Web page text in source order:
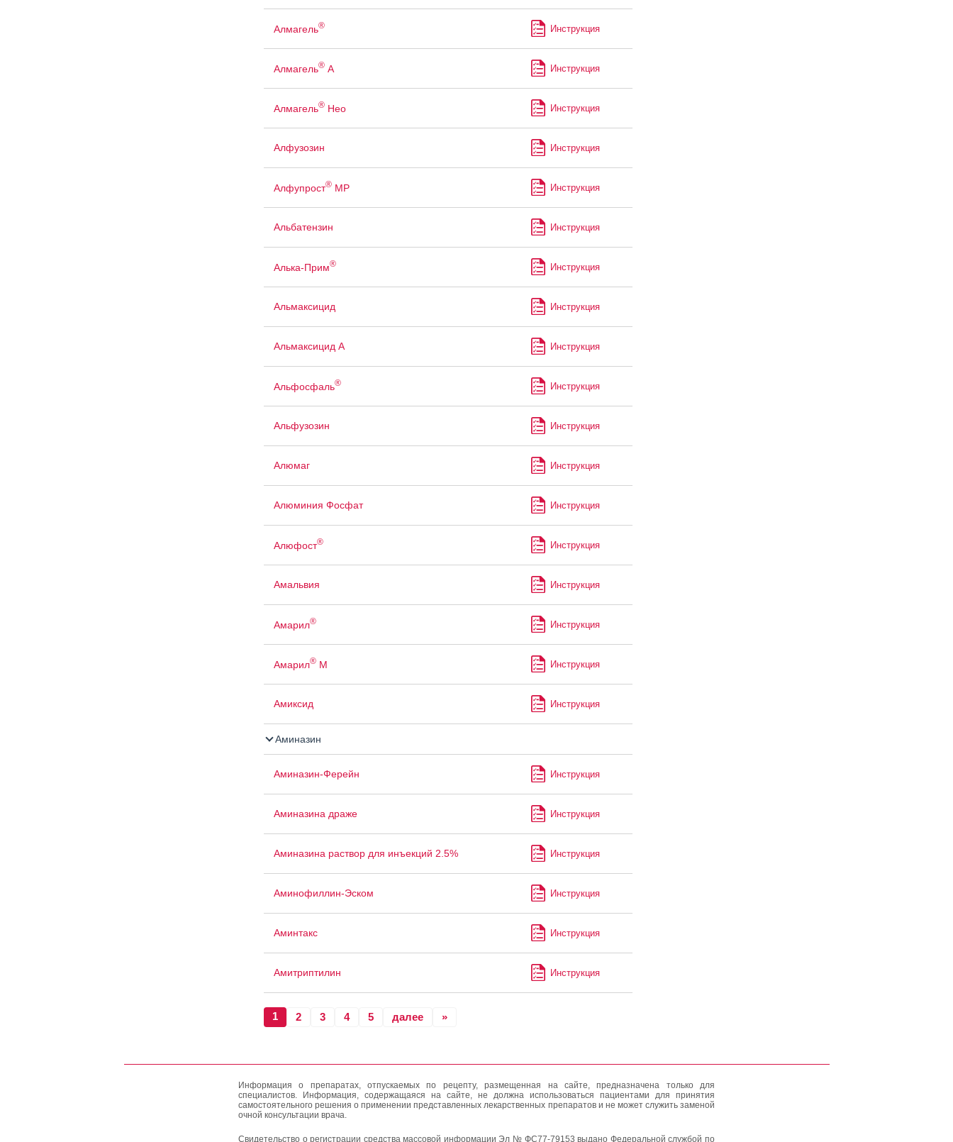
Алмагель® Инструкция
Алмагель®А Инструкция
Алмагель®Нео Инструкция
Алфузозин Инструкция
Алфупрост®МР Инструкция
Альбатензин Инструкция
Алька-Прим® Инструкция
Альмаксицид Инструкция
Альмаксицид А Инструкция
Альфосфаль® Инструкция
Альфузозин Инструкция
Алюмаг Инструкция
Алюминия Фосфат Инструкция
Алюфост® Инструкция
Амальвия Инструкция
Амарил® Инструкция
Амарил®М Инструкция
Амиксид Инструкция
Аминазин
Аминазин-Ферейн Инструкция
Аминазина драже Инструкция
Аминазина раствор для инъекций 2.5% Инструкция
Аминофиллин-Эском Инструкция
Аминтакс Инструкция
Амитриптилин Инструкция
1 2 3 4 5 далее »
Информация о препаратах, отпускаемых по рецепту, размещенная на сайте, предназначена только для
специалистов. Информация, содержащаяся на сайте, не должна использоваться пациентами для принятия
самостоятельного решения о применении представленных лекарственных препаратов и не может служить заменой
очной консультации врача.
Свидетельство о регистрации средства массовой информации Эл № ФС77-79153 выдано Федеральной службой по